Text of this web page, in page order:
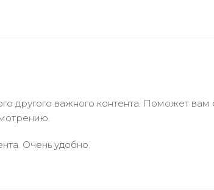
другого важного контента. Поможет вам
Очень удобно.